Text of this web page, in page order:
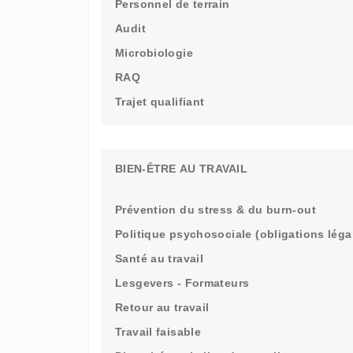
Personnel de terrain
Audit
Microbiologie
RAQ
Trajet qualifiant
BIEN-ÊTRE AU TRAVAIL
Prévention du stress & du burn-out
Politique psychosociale (obligations
Santé au travail
Lesgevers - Formateurs
Retour au travail
Travail faisable